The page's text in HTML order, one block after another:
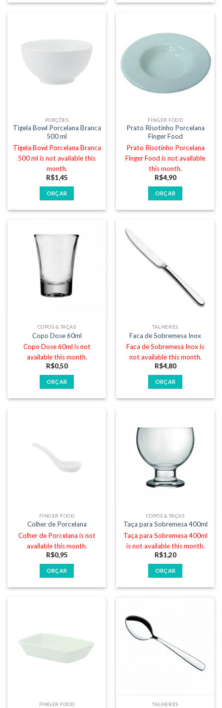
PORÇÕES
Tigela Bowl Porcelana Branca
500 ml
Tigela Bowl Porcelana Branca
500 ml is not available this
month.
R$1,45
ORÇAR
FINGER FOOD
Prato Risotinho Porcelana
Finger Food
Prato Risotinho Porcelana
Finger Food is not available
this month.
R$4,90
ORÇAR
COPOS & TAÇAS
Copo Dose 60ml
Copo Dose 60ml is not
available this month.
R$0,50
ORÇAR
TALHERES
Faca de Sobremesa Inox
Faca de Sobremesa Inox is
not available this month.
R$4,80
ORÇAR
FINGER FOOD
Colher de Porcelana
Colher de Porcelana is not
available this month.
R$0,95
ORÇAR
COPOS & TAÇAS
Taça para Sobremesa 400ml
Taça para Sobremesa 400ml
is not available this month.
R$1,20
ORÇAR
FINGER FOOD TALHERES